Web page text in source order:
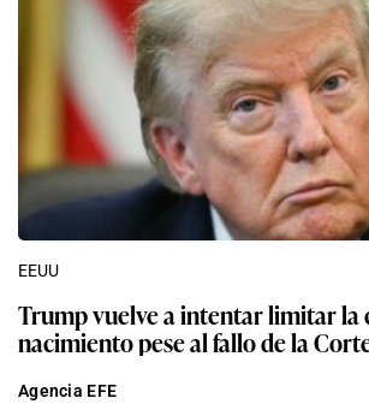
EEUU
Trump vuelve a intentar limitar la
nacimiento pese al fallo de la
Agencia EFE